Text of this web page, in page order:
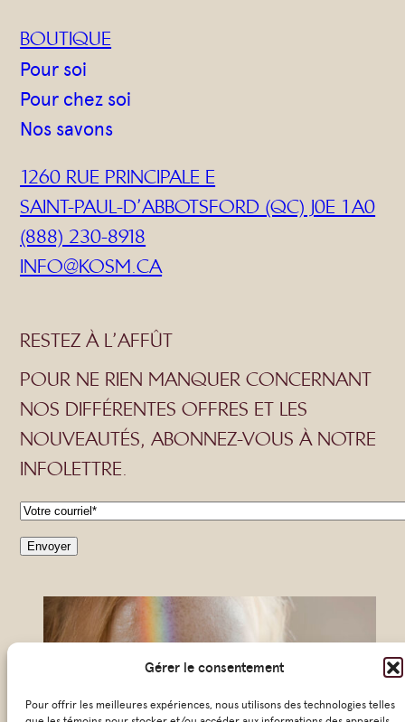
Gérer le consentement
Pour offrir les meilleures expériences, nous utilisons des technologies telles
Huiles
BOUTIQUE
Pour soi
Pour chez soi
Nos savons
1260 RUE PRINCIPALE E
SAINT-PAUL-D’ABBOTSFORD (QC) J0E 1A0
(888) 230-8918
INFO@KOSM.CA
RESTEZ À L’AFFÛT
POUR NE RIEN MANQUER CONCERNANT
NOS DIFFÉRENTES OFFRES ET LES
NOUVEAUTÉS, ABONNEZ-VOUS À NOTRE
INFOLETTRE.
C
oEnvoyer